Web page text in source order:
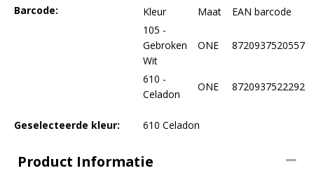
Barcode:
Kleur Maat
EAN barcode
105 -
Gebroken
Wit
ONE 8720937520557
610 -
Celadon
ONE 8720937522292
Geselecteerde kleur: 610 Celadon
Product Informatie